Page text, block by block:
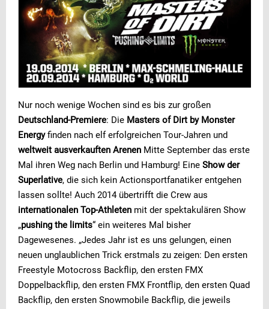
Nur noch wenige Wochen sind es bis zur großen
Deutschland-Premiere: Die Masters of Dirt by Monster
Energyfinden nach elf erfolgreichen Tour-Jahren und
weltweit ausverkauften Arenen Mitte September das erste
Mal ihren Weg nach Berlin und Hamburg! Eine Show der
Superlative, die sich kein Actionsportfanatiker entgehen
lassen sollte! Auch 2014 übertrifft die Crew aus
internationalen Top-Athleten mit der spektakulären Show
„pushing the limits“ ein weiteres Mal bisher
Dagewesenes. „Jedes Jahr ist es uns gelungen, einen
neuen unglaublichen Trick erstmals zu zeigen: Den ersten
Freestyle Motocross Backflip, den ersten FMX
Doppelbackflip, den ersten FMX Frontflip, den ersten Quad
Backflip, den ersten Snowmobile Backflip, die jeweils